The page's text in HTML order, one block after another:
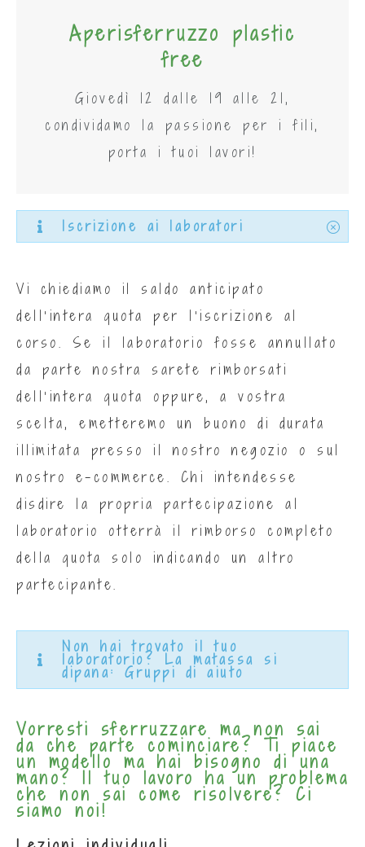
Aperisferruzzo plastic
free
Giovedì 12 dalle 19 alle 21,
condividamo la passione per i fili,
porta i tuoi lavori!
Iscrizione ai laboratori
Vi chiediamo il saldo anticipato
dell’intera quota per l’iscrizione al
corso. Se il laboratorio fosse annullato
da parte nostra sarete rimborsati
dell’intera quota oppure, a vostra
scelta, emetteremo un buono di durata
illimitata presso il nostro negozio o sul
nostro e-commerce. Chi intendesse
disdire la propria partecipazione al
laboratorio otterrà il rimborso completo
della quota solo indicando un altro
partecipante.
Non hai trovato il tuo
laboratorio? La matassa si
dipana: Gruppi di aiuto
Vorresti sferruzzare ma non sai
da che parte cominciare? Ti piace
un modello ma hai bisogno di una
mano? Il tuo lavoro ha un problema
che non sai come risolvere? Ci
siamo noi!